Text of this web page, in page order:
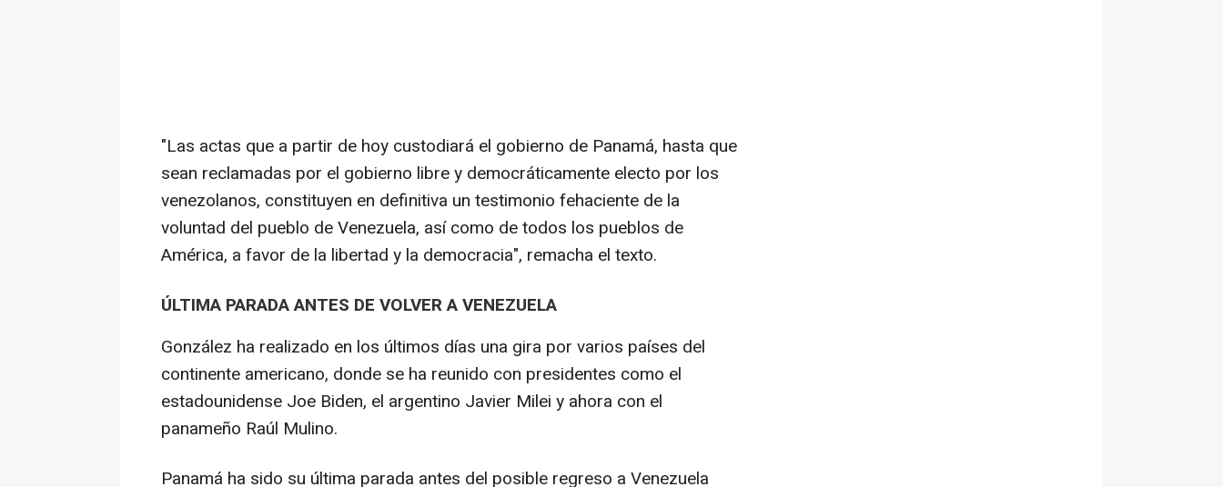
"Las actas que a partir de hoy custodiará el gobierno de Panamá, hasta que
sean reclamadas por el gobierno libre y democráticamente electo por los
venezolanos, constituyen en definitiva un testimonio fehaciente de la
voluntad del pueblo de Venezuela, así como de todos los pueblos de
América, a favor de la libertad y la democracia", remacha el texto.
ÚLTIMA PARADA ANTES DE VOLVER A VENEZUELA
González ha realizado en los últimos días una gira por varios países del
continente americano, donde se ha reunido con presidentes como el
estadounidense Joe Biden, el argentino Javier Milei y ahora con el
panameño Raúl Mulino.
Panamá ha sido su última parada antes del posible regreso a Venezuela